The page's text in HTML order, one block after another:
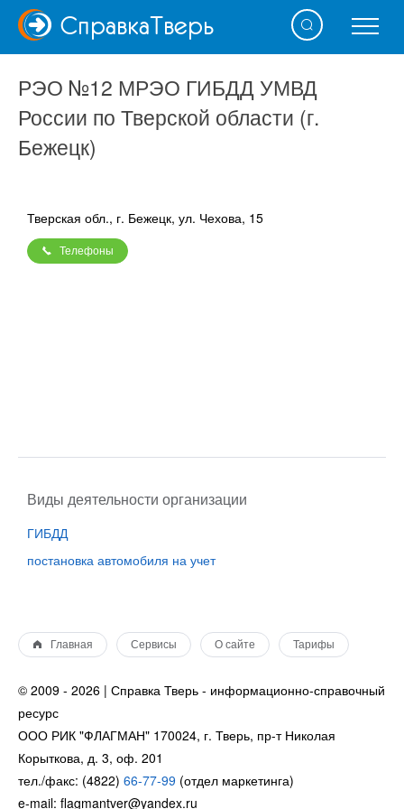
СправкаТверь
РЭО №12 МРЭО ГИБДД УМВД
России по Тверской области (г.
Бежецк)
Тверская обл., г. Бежецк, ул. Чехова, 15
Телефоны
Виды деятельности организации
ГИБДД
постановка автомобиля на учет
Главная Сервисы О сайте Тарифы
© 2009 - 2026 | Справка Тверь - информационно-справочный
ресурс
ООО РИК "ФЛАГМАН" 170024, г. Тверь, пр-т Николая
Корыткова, д. 3, оф. 201
тел./факс: (4822) 66-77-99 (отдел маркетинга)
e-mail: flagmantver@yandex.ru